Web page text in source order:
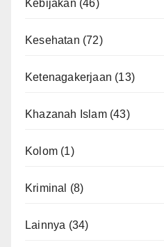
Kebijakan (46)
Kesehatan (72)
Ketenagakerjaan (13)
Khazanah Islam(43)
Kolom (1)
Kriminal (8)
Lainnya (34)